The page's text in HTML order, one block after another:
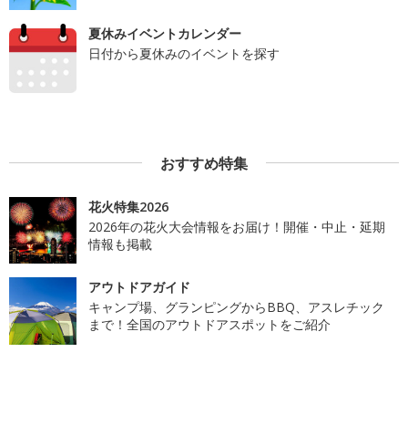
夏休みイベントカレンダー
日付から夏休みのイベントを探す
おすすめ特集
花火特集2026
2026年の花火大会情報をお届け！開催・中止・延期
情報も掲載
アウトドアガイド
キャンプ場、グランピングからBBQ、アスレチック
まで！全国のアウトドアスポットをご紹介